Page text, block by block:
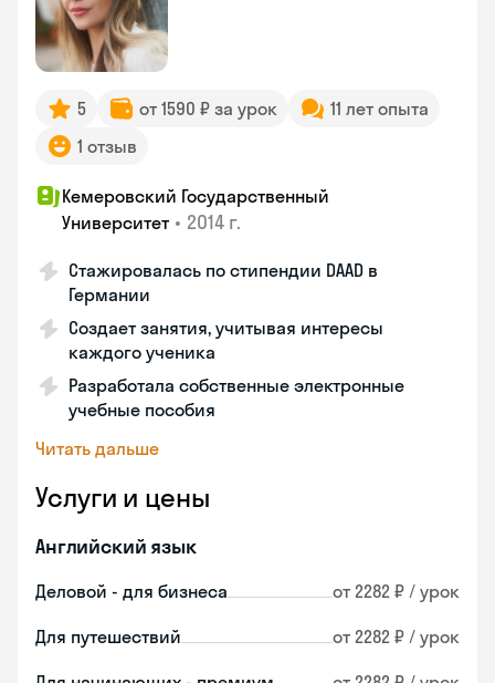
5 от 1590 ₽ за урок
11 лет опыта
1 отзыв
Кемеровский Государственный
Университет • 2014 г.
Стажировалась по стипендии DAAD в
Германии
Создает занятия, учитывая интересы
каждого ученика
Разработала собственные электронные
учебные пособия
Читать дальше
Услуги и цены
Английский язык
Деловой - для бизнеса от 2282 ₽ / урок
Для путешествий от 2282 ₽ / урок